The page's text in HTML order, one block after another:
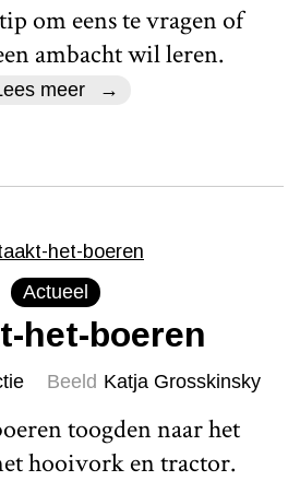
om eens te vragen of
ambacht wil leren.
meer
Actueel
het-boeren
Beeld Katja Grosskinsky
toogden naar het
hooivork en tractor.